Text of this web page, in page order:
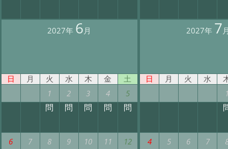
2027年 6月
日 月 火 水 木 金 土
1 2 3 4 5
問 問 問 問 問
6 7 8 9 10 11 12
2027年 7
日 月 火 水
4 5 6 7